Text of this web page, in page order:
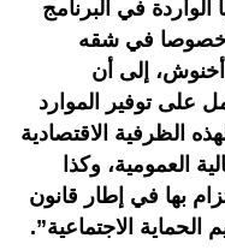
في البرنامج
خصوصا في شقه
أخنوش، إلى أن
على توفير الموارد
الظرفية الاقتصادية
العمومية، وكذا
بها في إطار قانون
الحماية الاجتماعية”.